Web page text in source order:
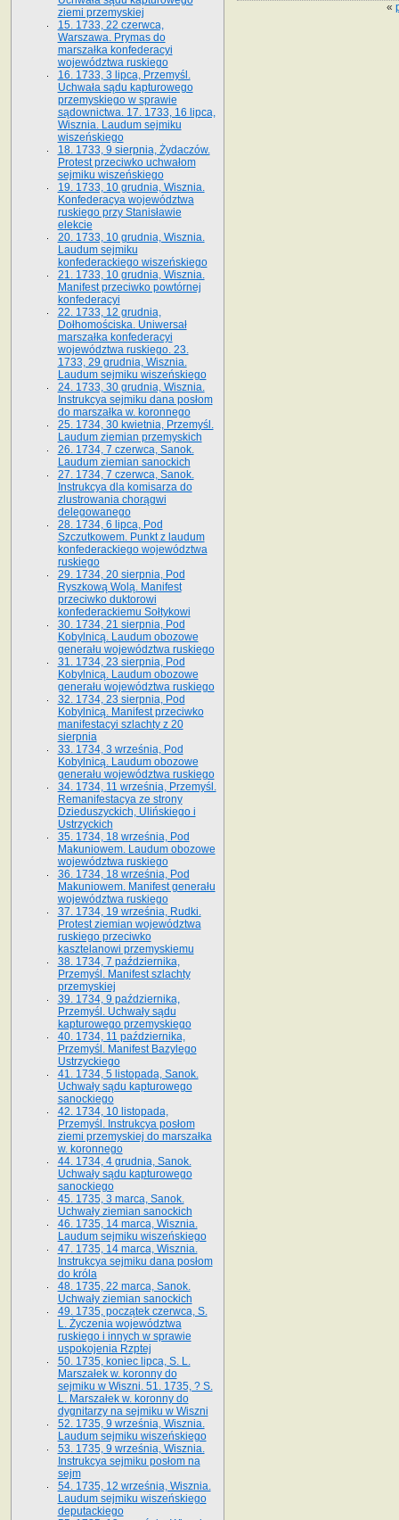
«
ziemi przemyskiej
15. 1733, 22 czerwca,
Warszawa. Prymas do
marszałka konfederacyi
województwa ruskiego
16. 1733, 3 lipca, Przemyśl.
Uchwała sądu kapturowego
przemyskiego w sprawie
sądownictwa. 17. 1733, 16 lipca,
Wisznia. Laudum sejmiku
wiszeńskiego
18. 1733, 9 sierpnia, Żydaczów.
Protest przeciwko uchwałom
sejmiku wiszeńskiego
19. 1733, 10 grudnia, Wisznia.
Konfederacya województwa
ruskiego przy Stanisławie
elekcie
20. 1733, 10 grudnia, Wisznia.
Laudum sejmiku
konfederackiego wiszeńskiego
21. 1733, 10 grudnia, Wisznia.
Manifest przeciwko powtórnej
konfederacyi
22. 1733, 12 grudnia,
Dołhomościska. Uniwersał
marszałka konfederacyi
województwa ruskiego. 23.
1733, 29 grudnia, Wisznia.
Laudum sejmiku wiszeńskiego
24. 1733, 30 grudnia, Wisznia.
Instrukcya sejmiku dana posłom
do marszałka w. koronnego
25. 1734, 30 kwietnia, Przemyśl.
Laudum ziemian przemyskich
26. 1734, 7 czerwca, Sanok.
Laudum ziemian sanockich
27. 1734, 7 czerwca, Sanok.
Instrukcya dla komisarza do
zlustrowania chorągwi
delegowanego
28. 1734, 6 lipca, Pod
Szczutkowem. Punkt z laudum
konfederackiego województwa
ruskiego
29. 1734, 20 sierpnia, Pod
Ryszkową Wolą. Manifest
przeciwko duktorowi
konfederackiemu Sołtykowi
30. 1734, 21 sierpnia, Pod
Kobylnicą. Laudum obozowe
generału województwa ruskiego
31. 1734, 23 sierpnia, Pod
Kobylnicą. Laudum obozowe
generału województwa ruskiego
32. 1734, 23 sierpnia, Pod
Kobylnicą. Manifest przeciwko
manifestacyi szlachty z 20
sierpnia
33. 1734, 3 września, Pod
Kobylnicą. Laudum obozowe
generału województwa ruskiego
34. 1734, 11 września, Przemyśl.
Remanifestacya ze strony
Dzieduszyckich, Ulińskiego i
Ustrzyckich
35. 1734, 18 września, Pod
Makuniowem. Laudum obozowe
województwa ruskiego
36. 1734, 18 września, Pod
Makuniowem. Manifest generału
województwa ruskiego
37. 1734, 19 września, Rudki.
Protest ziemian województwa
ruskiego przeciwko
kasztelanowi przemyskiemu
38. 1734, 7 października,
Przemyśl. Manifest szlachty
przemyskiej
39. 1734, 9 października,
Przemyśl. Uchwały sądu
kapturowego przemyskiego
40. 1734, 11 października,
Przemyśl. Manifest Bazylego
Ustrzyckiego
41. 1734, 5 listopada, Sanok.
Uchwały sądu kapturowego
sanockiego
42. 1734, 10 listopada,
Przemyśl. Instrukcya posłom
ziemi przemyskiej do marszałka
w. koronnego
44. 1734, 4 grudnia, Sanok.
Uchwały sądu kapturowego
sanockiego
45. 1735, 3 marca, Sanok.
Uchwały ziemian sanockich
46. 1735, 14 marca, Wisznia.
Laudum sejmiku wiszeńskiego
47. 1735, 14 marca, Wisznia.
Instrukcya sejmiku dana posłom
do króla
48. 1735, 22 marca, Sanok.
Uchwały ziemian sanockich
49. 1735, początek czerwca, S.
L. Życzenia województwa
ruskiego i innych w sprawie
uspokojenia Rzptej
50. 1735, koniec lipca, S. L.
Marszałek w. koronny do
sejmiku w Wiszni. 51. 1735, ? S.
L. Marszałek w. koronny do
dygnitarzy na sejmiku w Wiszni
52. 1735, 9 września, Wisznia.
Laudum sejmiku wiszeńskiego
53. 1735, 9 września, Wisznia.
Instrukcya sejmiku posłom na
sejm
54. 1735, 12 września, Wisznia.
Laudum sejmiku wiszeńskiego
deputackiego